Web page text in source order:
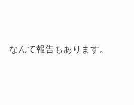
なんて報告もあります。